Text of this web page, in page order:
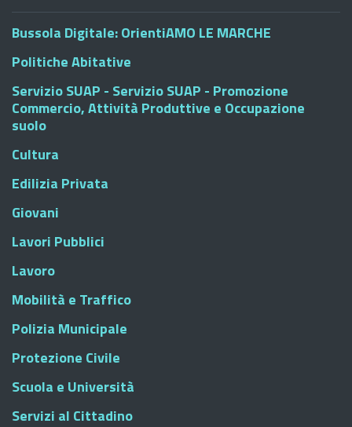
Bussola Digitale: OrientiAMO LE MARCHE
Politiche Abitative
Servizio SUAP - Servizio SUAP - Promozione
Commercio, Attività Produttive e Occupazione
suolo
Cultura
Edilizia Privata
Giovani
Lavori Pubblici
Lavoro
Mobilità e Traffico
Polizia Municipale
Protezione Civile
Scuola e Università
Servizi al Cittadino